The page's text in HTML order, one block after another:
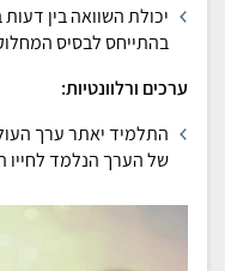
יכולת השוואה בין
בהתייחס לבסיס
ערכים ורלוונטיות:
התלמיד יאתר ערך
של הערך הנלמד לחייו